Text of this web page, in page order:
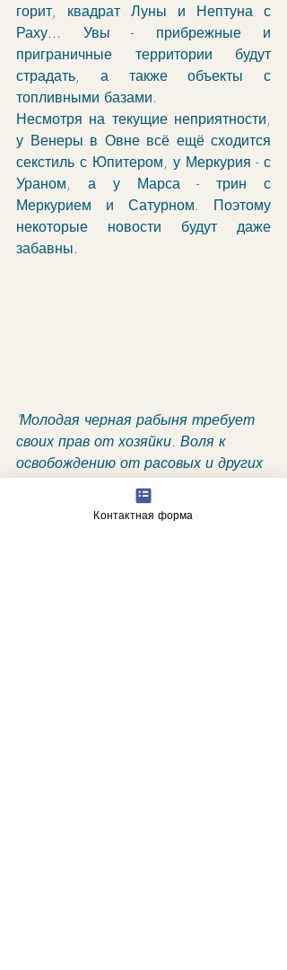
горит, квадрат Луны и Нептуна с
Раху... Увы - прибрежные и
приграничные территории будут
страдать, а также объекты с
топливными базами.
Несмотря на текущие неприятности,
у Венеры в Овне всё ещё сходится
секстиль с Юпитером, у Меркурия - с
Ураном, а у Марса - трин с
Меркурием и Сатурном. Поэтому
некоторые новости будут даже
забавны.
"Молодая черная рабыня требует
своих прав от хозяйки. Воля к
освобождению от расовых и других
ограничений и условностей".
астрологические прогнозы
Контактная форма